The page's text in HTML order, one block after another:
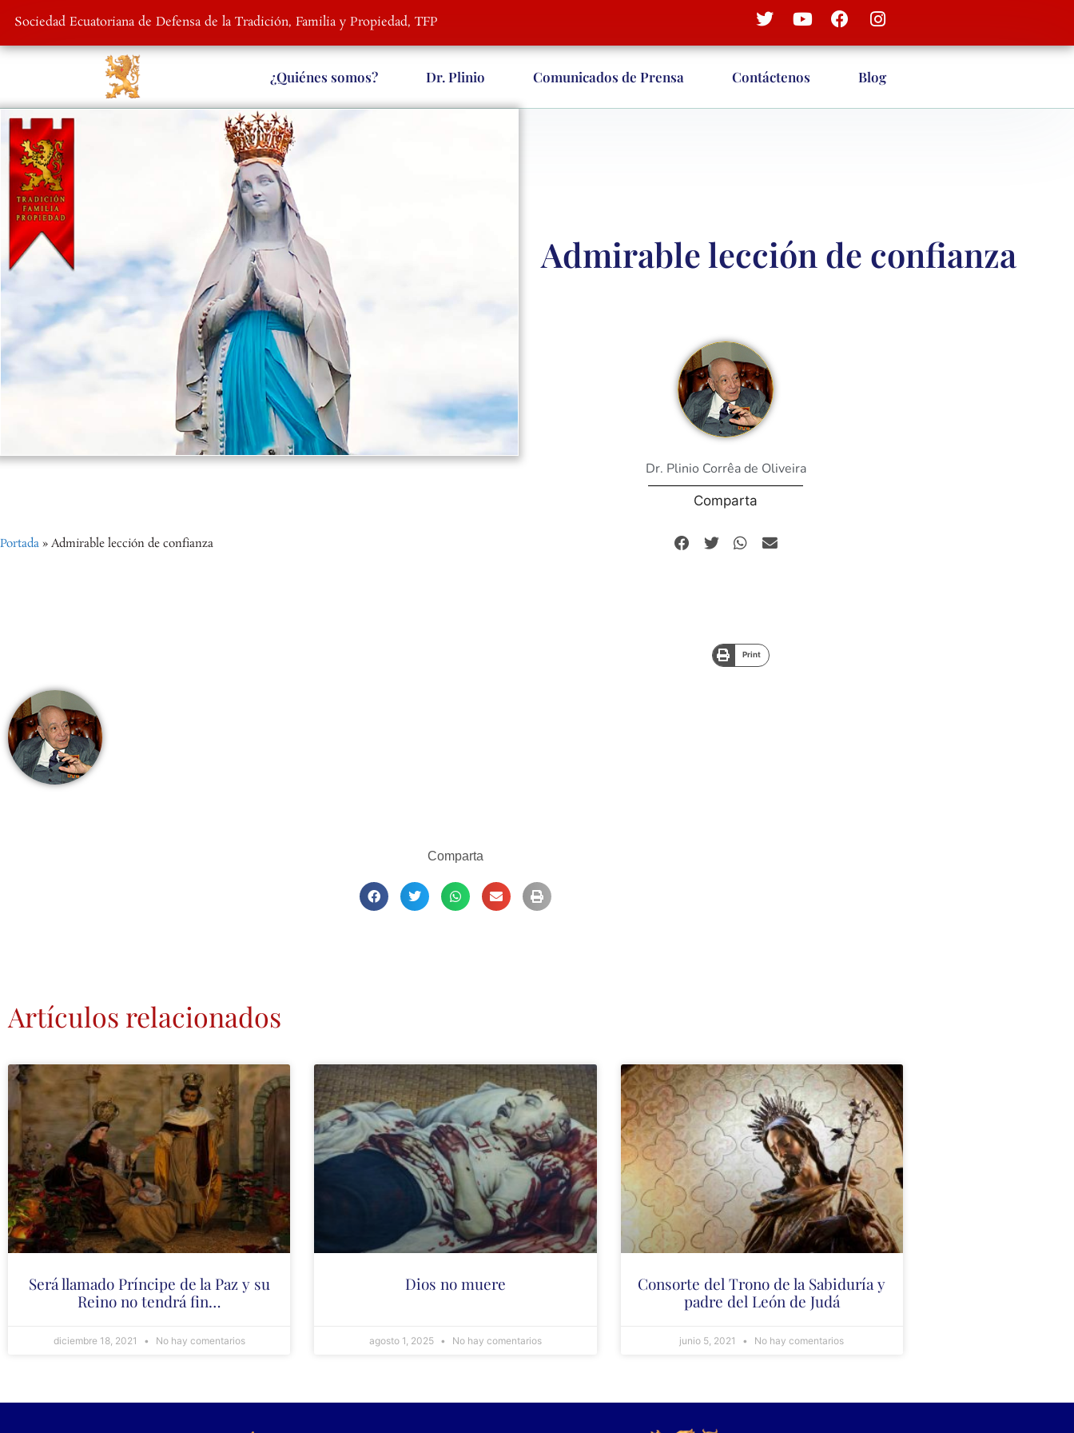
Sociedad Ecuatoriana de Defensa de la Tradición, Familia y Propiedad, TFP
¿Quiénes somos? Dr. Plinio Comunicados de Prensa Contáctenos Blog
Admirable lección de confianza
Portada » Admirable lección de confianza
Dr. Plinio Corrêa de Oliveira
Comparta
Print
Comparta
Artículos relacionados
Será llamado Príncipe de la Paz y su
Reino no tendrá fin…
diciembre 18, 2021 No hay comentarios
Dios no muere
agosto 1, 2025 No hay comentarios
Consorte del Trono de la Sabiduría y
padre del León de Judá
junio 5, 2021 No hay comentarios